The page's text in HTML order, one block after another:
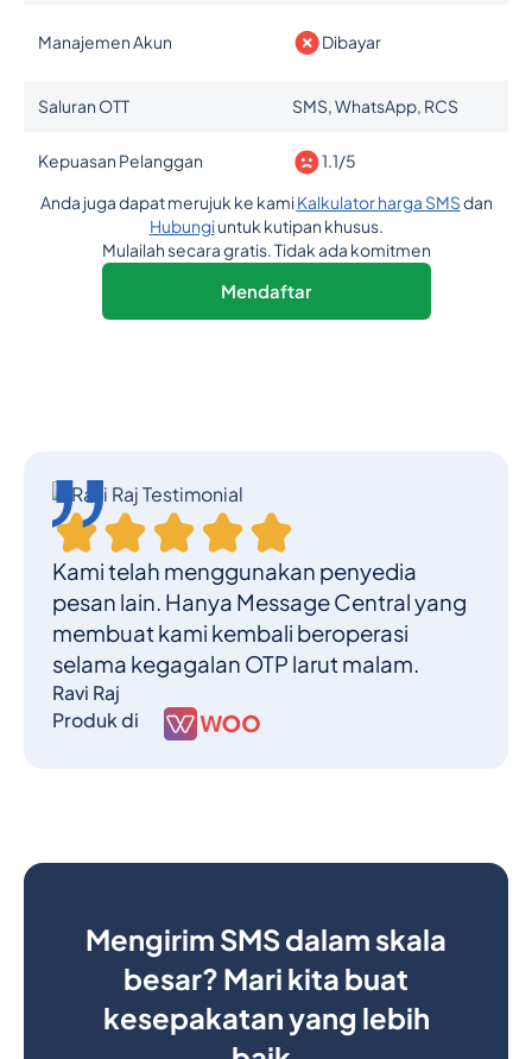
Manajemen Akun Dibayar
Saluran OTT SMS, WhatsApp, RCS
Kepuasan Pelanggan 1.1/5
Anda juga dapat merujuk ke kamiKalkulator harga SMSdan
Hubungiuntuk kutipan khusus.
Mulailah secara gratis. Tidak ada komitmen
Mendaftar
Kami telah menggunakan penyedia
pesan lain. Hanya Message Central yang
membuat kami kembali beroperasi
selama kegagalan OTP larut malam.
Ravi Raj
Produk di
Mengirim SMS dalam skala
besar? Mari kita buat
kesepakatan yang lebih